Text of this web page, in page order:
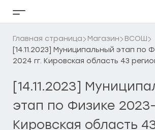
Кнопка
бокового
меню
Главная страница Магазин
ВСОШ
[14.11.2023] Муниципальный этап по
2024 гг. Кировская область 43
[14.11.2023]
этап по Физике 2023-
Кировская область